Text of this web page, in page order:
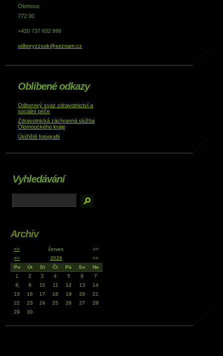
Olomouc
772 00
+420 737 932 999
odboryzzsok@seznam.cz
Oblíbené odkazy
Odborový svaz zdravotnictví a
sociální péče
Zdravotnická záchranná služba
Olomouckého kraje
Úložiště fotografií
Vyhledávání
Archiv
<< červen
>>
<<
2026
>>
Po
Út St Čt Pá So
Ne
1
2 3 4 5 6
7
8
9 10 11 12 13
14
15
16 17 18 19 20
21
22
23 24 25 26 27
28
29
30